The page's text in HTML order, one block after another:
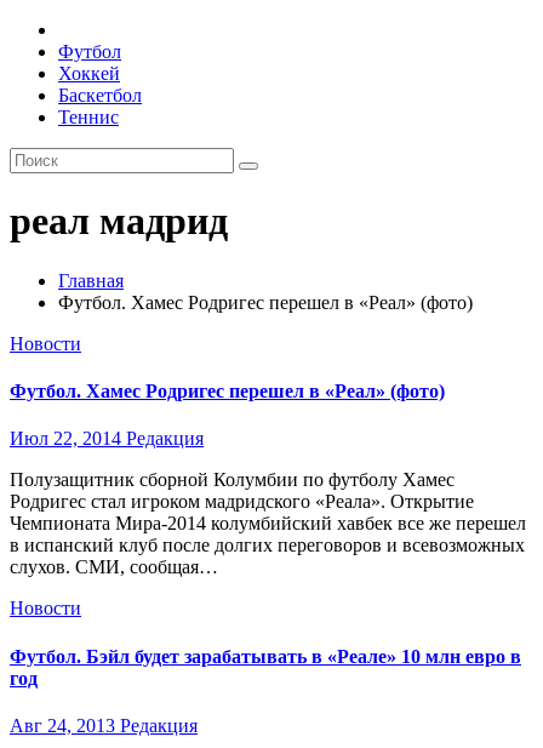
Футбол
Хоккей
Баскетбол
Теннис
реал мадрид
Главная
Футбол. Хамес Родригес перешел в «Реал» (фото)
Новости
Футбол. Хамес Родригес перешел в «Реал» (фото)
Июл 22, 2014 Редакция
Полузащитник сборной Колумбии по футболу Хамес
Родригес стал игроком мадридского «Реала». Открытие
Чемпионата Мира-2014 колумбийский хавбек все же перешел
в испанский клуб после долгих переговоров и всевозможных
слухов. СМИ, сообщая…
Новости
Футбол. Бэйл будет зарабатывать в «Реале» 10 млн евро в
год
Авг 24, 2013 Редакция